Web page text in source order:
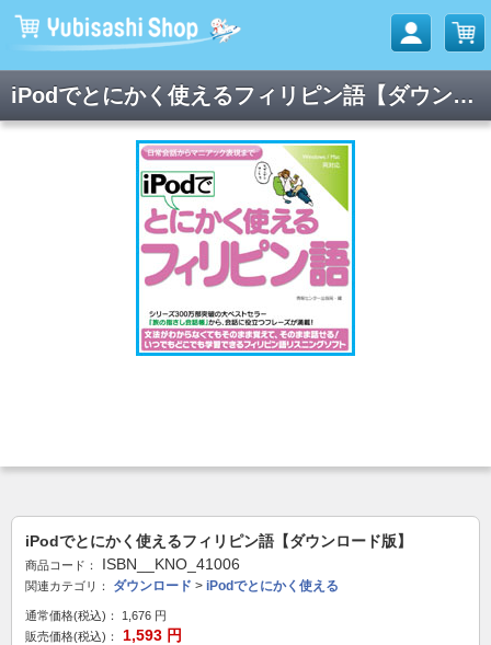
iPodでとにかく使えるフィリピン語【ダウンロード版】
iPodでとにかく使えるフィリピン語【ダウンロード版】
商品コード： ISBN__KNO_41006
関連カテゴリ： ダウンロード > iPodでとにかく使える
通常価格(税込)： 1,676 円
販売価格(税込)：
1,593 円